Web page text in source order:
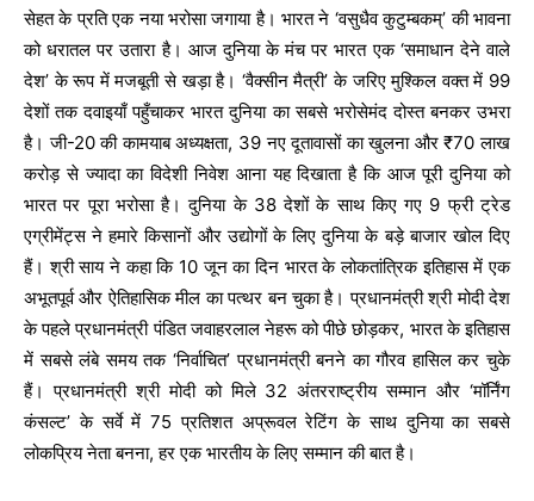
सेहत के प्रति एक नया भरोसा जगाया है। भारत ने ‘वसुधैव कुटुम्बकम्’ की भावना
को धरातल पर उतारा है। आज दुनिया के मंच पर भारत एक ‘समाधान देने वाले
देश’ के रूप में मजबूती से खड़ा है। ‘वैक्सीन मैत्री’ के जरिए मुश्किल वक्त में 99
देशों तक दवाइयाँ पहुँचाकर भारत दुनिया का सबसे भरोसेमंद दोस्त बनकर उभरा
है। जी-20 की कामयाब अध्यक्षता, 39 नए दूतावासों का खुलना और ₹70 लाख
करोड़ से ज्यादा का विदेशी निवेश आना यह दिखाता है कि आज पूरी दुनिया को
भारत पर पूरा भरोसा है। दुनिया के 38 देशों के साथ किए गए 9 फ्री ट्रेड
एग्रीमेंट्स ने हमारे किसानों और उद्योगों के लिए दुनिया के बड़े बाजार खोल दिए
हैं। श्री साय ने कहा कि 10 जून का दिन भारत के लोकतांत्रिक इतिहास में एक
अभूतपूर्व और ऐतिहासिक मील का पत्थर बन चुका है। प्रधानमंत्री श्री मोदी देश
के पहले प्रधानमंत्री पंडित जवाहरलाल नेहरू को पीछे छोड़कर, भारत के इतिहास
में सबसे लंबे समय तक ‘निर्वाचित’ प्रधानमंत्री बनने का गौरव हासिल कर चुके
हैं। प्रधानमंत्री श्री मोदी को मिले 32 अंतरराष्ट्रीय सम्मान और ‘मॉर्निंग
कंसल्ट’ के सर्वे में 75 प्रतिशत अप्रूवल रेटिंग के साथ दुनिया का सबसे
लोकप्रिय नेता बनना, हर एक भारतीय के लिए सम्मान की बात है।